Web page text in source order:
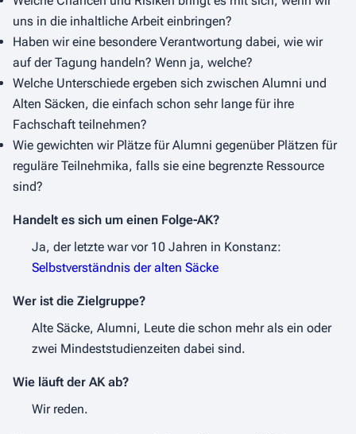
uns in die inhaltliche Arbeit einbringen?
Haben wir eine besondere Verantwortung dabei, wie wir
auf der Tagung handeln? Wenn ja, welche?
Welche Unterschiede ergeben sich zwischen Alumni und
Alten Säcken, die einfach schon sehr lange für ihre
Fachschaft teilnehmen?
Wie gewichten wir Plätze für Alumni gegenüber Plätzen für
reguläre Teilnehmika, falls sie eine begrenzte Ressource
sind?
Handelt es sich um einen Folge-AK?
Ja, der letzte war vor 10 Jahren in Konstanz:
Selbstverständnis der alten Säcke
Wer ist die Zielgruppe?
Alte Säcke, Alumni, Leute die schon mehr als ein oder
zwei Mindeststudienzeiten dabei sind.
Wie läuft der AK ab?
Wir reden.